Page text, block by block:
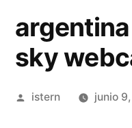
sky
Publicado
istern junio